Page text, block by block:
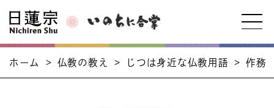
ホーム > 仏教の教え > じつは身近な仏教用語 > 作務